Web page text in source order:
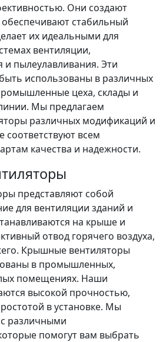
Они создают
стабильный
их идеальными для
вентиляции,
пылеулавливания. Эти
использованы в различных
цеха, склады и
Мы предлагаем
различных модификаций и
всем
качества и надежности.
представляют собой
для вентиляции зданий и
на крыше и
отвод горячего воздуха,
Крышные вентиляторы
в промышленных,
помещениях. Наши
высокой прочностью,
в установке. Мы
различными
помогут вам выбрать